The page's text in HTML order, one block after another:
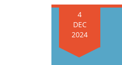
4
DEC
2024